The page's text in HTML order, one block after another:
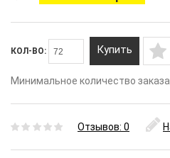
КОЛ-ВО: Купить
Минимальное количество
Отзывов: 0